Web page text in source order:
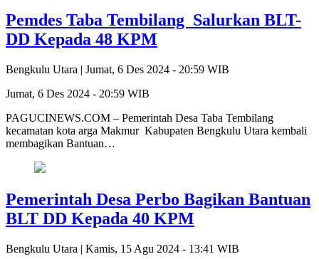
Pemdes Taba Tembilang Salurkan BLT-
DD Kepada 48 KPM
Bengkulu Utara | Jumat, 6 Des 2024 - 20:59 WIB
Jumat, 6 Des 2024 - 20:59 WIB
PAGUCINEWS.COM – Pemerintah Desa Taba Tembilang
kecamatan kota arga Makmur Kabupaten Bengkulu Utara kembali
membagikan Bantuan…
Pemerintah Desa Perbo Bagikan Bantuan
BLT DD Kepada 40 KPM
Bengkulu Utara | Kamis, 15 Agu 2024 - 13:41 WIB